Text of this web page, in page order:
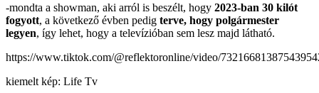
-mondta a showman, aki arról is beszélt, hogy 2023-ban 30 kilót
fogyott, a következő évben pedig terve, hogy polgármester
legyen, így lehet, hogy a televízióban sem lesz majd látható.
https://www.tiktok.com/@reflektoronline/video/
kiemelt kép: Life Tv